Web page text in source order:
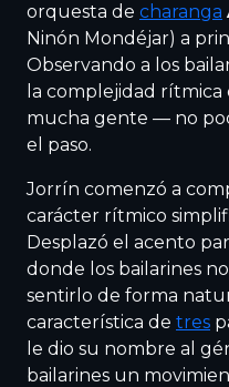
orquesta de charanga
Ninón Mondéjar) a
Observando a los
la complejidad rítmica
mucha gente — no
el paso.
Jorrín comenzó a
carácter rítmico
Desplazó el acento
donde los bailarines
sentirlo de forma
característica de tres
le dio su nombre al
bailarines un